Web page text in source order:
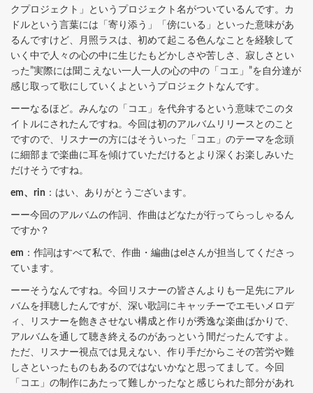
クプロジェクト」というプロジェクト名がついているんです。カ
ドルという言葉には「寄り添う」「傍にいる」といった意味があ
るんですけど、月照ラスは、初めて起こる色んなことを経験して
いく中で人々の心の中に生じたもどかしさや苦しさ、寂しさとい
った”実際には聞こえない一人一人の心の中の「コエ」”を自分達が
感じ取って歌にしていくよというプロジェクトなんです。
ーーなるほど。みんなの「コエ」を代弁するという意味でこのタ
イトルにされたんですね。今回は初のアルバムリリースとのこと
ですので、リスナーの方にはそういった「コエ」のテーマを念頭
に細部まで楽曲に耳を傾けていただけるとより深くお楽しみいた
だけそうですね。
em、rin ：はい、ありがとうございます。
ーー今回のアルバムの作詞、作曲はどなたが行ってらっしゃるん
ですか？
em ：作詞はすべて私で、作曲・編曲はelさんが担当してくださっ
ています。
ーーそうなんですね。今回リスナーの皆さんよりも一足先にアル
バムを拝聴したんですが、深い歌詞にキャッチーでエモいメロデ
ィ、リスナーを飽きさせない構成と作りが秀逸な楽曲ばかりで、
アルバムを通して聴き終えるのがあっという間だったんですよ。
ただ、リスナー視点では見えない、作り手だからこその苦労や難
しさといったものもあるのではないかなと思ってまして。今回
「コエ」の制作にあたって難しかったなと感じられた部分があれ